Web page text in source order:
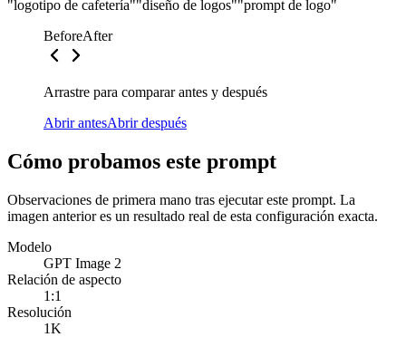
"logotipo de cafetería""diseño de logos""prompt de logo"
BeforeAfter
Arrastre para comparar antes y después
Abrir antesAbrir después
Cómo probamos este prompt
Observaciones de primera mano tras ejecutar este prompt. La
imagen anterior es un resultado real de esta configuración exacta.
Modelo
GPT Image 2
Relación de aspecto
1:1
Resolución
1K